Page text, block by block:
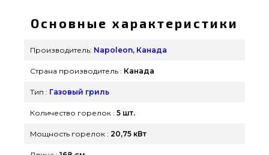
Основные характеристики
Производитель: Napoleon, Канада
Страна производитель : Канада
Тип : Газовый гриль
Количество горелок : 5 шт.
Мощность горелок : 20,75 кВт